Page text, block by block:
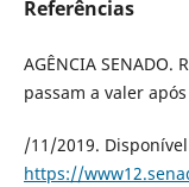
Referências
AGÊNCIA
passam a valer
/11/2019.
https://